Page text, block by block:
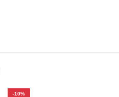
-10%